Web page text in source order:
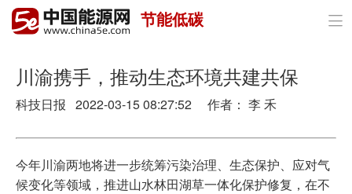
首页
政策与经济
油气
煤炭
电力
节能低碳 
川渝携手，推动生态环境共建共保
科技日报 2022-03-15 08:27:52 作者： 李 禾
今年川渝两地将进一步统筹污染治理、生态保护、应对气
候变化等领域，推进山水林田湖草一体化保护修复，在不